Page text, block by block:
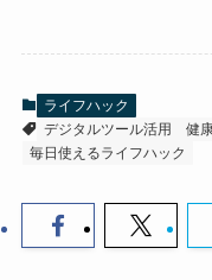
ライフハック
デジタルツール活用
健
毎日使えるライフハック